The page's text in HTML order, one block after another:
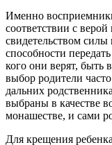
Именно
соответствии с
свидетельством
способности
кого они верят, быть
выбор родители
дальних
выбраны в качестве
монашестве, и сами
Для крещения